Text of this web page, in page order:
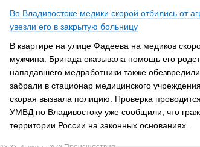
Во Владивостоке медики скорой отбились от
увезли его в закрытую больницу
В квартире на улице Фадеева на медиков
мужчина. Бригада оказывала помощь его
нападавшего медработники также
забрали в стационар медицинского
скорая вызвала полицию. Проверка
УМВД по Владивостоку уже сообщили, что
территории России на законных основаниях.